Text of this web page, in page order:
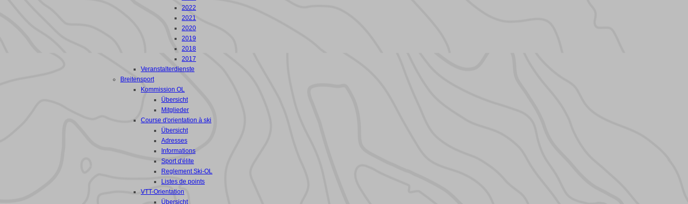
2022
2021
2020
2019
2018
2017
Veranstalterdienste
Breitensport
Kommission OL
Übersicht
Mitglieder
Course d'orientation à ski
Übersicht
Adresses
Informations
Sport d'élite
Reglement Ski-OL
Listes de points
VTT-Orientation
Übersicht